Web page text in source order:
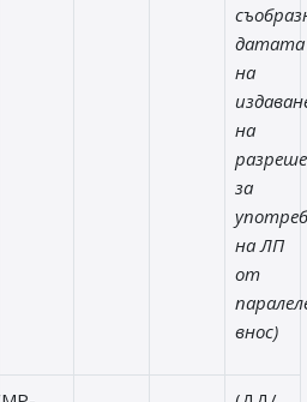
датата
на
на
за
на ЛП
от
внос)